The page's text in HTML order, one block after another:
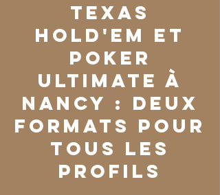
Texas
Hold'em et
Poker
Ultimate à
Nancy : deux
formats pour
tous les
profils